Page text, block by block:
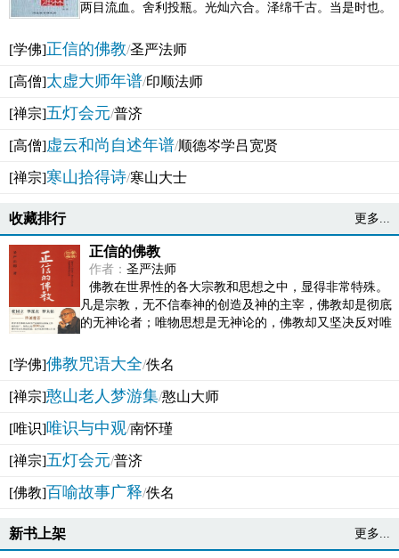
两目流血。舍利投瓶。光灿六合。泽绵千古。当是时也。
[学佛]正信的佛教/圣严法师
[高僧]太虚大师年谱/印顺法师
[禅宗]五灯会元/普济
[高僧]虚云和尚自述年谱/顺德岑学吕宽贤
[禅宗]寒山拾得诗/寒山大士
收藏排行 更多...
正信的佛教
作者： 圣严法师
佛教在世界性的各大宗教和思想之中，显得非常特殊。
凡是宗教，无不信奉神的创造及神的主宰，佛教却是彻底
的无神论者；唯物思想是无神论的，佛教却又坚决反对唯
[学佛]佛教咒语大全/佚名
[禅宗]憨山老人梦游集/憨山大师
[唯识]唯识与中观/南怀瑾
[禅宗]五灯会元/普济
[佛教]百喻故事广释/佚名
新书上架 更多...